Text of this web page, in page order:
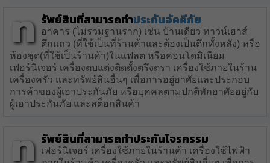
ท รัพย์สินที่สามารถทำประกันอัคคีภัย
อาคาร (ไม่รวมฐานราก) เช่น บ้านเดียว ทาวน์เฮาส์
ตึกแถว (ที่ใช้เป็นที่ร้านค้าและต้องเป็นตึกทั้งหลัง) หรือ
ห้องชุด(ที่ใช้เป็นร้านค้า)ในแฟลต หรือคอนโดมิเนียม
เฟอร์นิเจอร์ เครื่องตบแต่งติดตั้งตรึงตรา เครื่องใช้ภายในร้าน
เครื่องครัว และทรัพย์สินอื่นๆ เพื่อการอยู่อาศัยและประกอบ
การค้าของผู้เอาประกันภัย หรือบุคคลตามปกติพักอาศัยอยู่กับ
ผู้เอาประกันภัย และสต็อกสินค้า
ท รัพย์สินที่สามารถทำประกันโจรกรรม
เฟอร์นิเจอร์ เครื่องใช้ภายในร้านค้า เครื่องใช้ไฟฟ้า